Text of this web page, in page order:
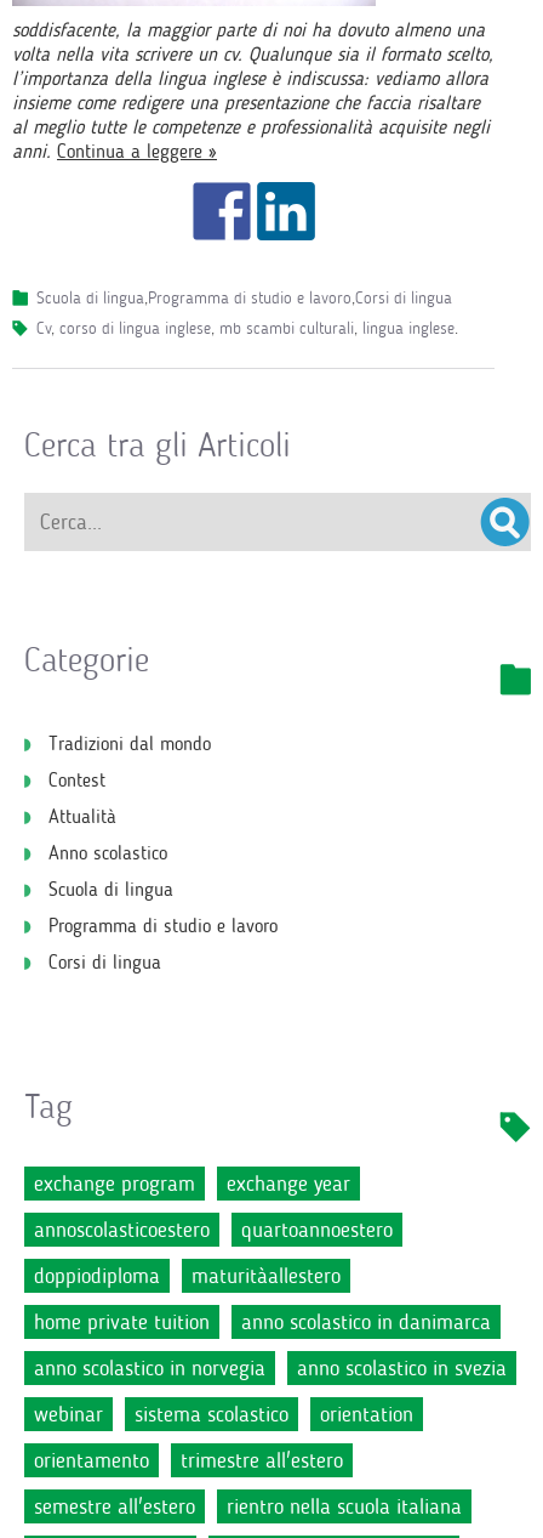
soddisfacente, la maggior parte di noi ha dovuto almeno una
volta nella vita scrivere un cv. Qualunque sia il formato scelto,
l’importanza della lingua inglese è indiscussa: vediamo allora
insieme come redigere una presentazione che faccia risaltare
al meglio tutte le competenze e professionalità acquisite negli
anni. Continua a leggere »
Scuola di lingua,Programma di studio e lavoro,Corsi di lingua
cv, corso di lingua inglese, mb scambi culturali, lingua inglese.
Cerca tra gli Articoli
Categorie
Tradizioni dal mondo
Contest
Attualità
Anno scolastico
Scuola di lingua
Programma di studio e lavoro
Corsi di lingua
Tag
exchange program
exchange year
annoscolasticoestero
quartoannoestero
doppiodiploma
maturitàallestero
home private tuition
anno scolastico in danimarca
anno scolastico in norvegia
anno scolastico in svezia
webinar
sistema scolastico
orientation
orientamento
trimestre all'estero
semestre all'estero
rientro nella scuola italiana